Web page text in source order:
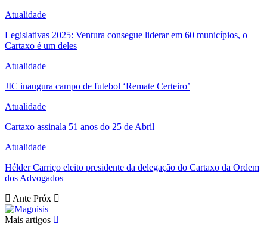
Atualidade
Legislativas 2025: Ventura consegue liderar em 60 municípios, o
Cartaxo é um deles
Atualidade
JIC inaugura campo de futebol ‘Remate Certeiro’
Atualidade
Cartaxo assinala 51 anos do 25 de Abril
Atualidade
Hélder Carriço eleito presidente da delegação do Cartaxo da Ordem
dos Advogados
Ante Próx
Mais artigos